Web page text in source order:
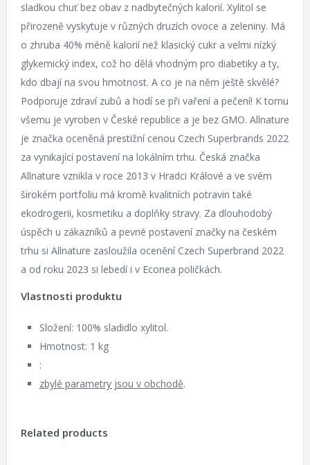
sladkou chuť bez obav z nadbytečných kalorií. Xylitol se
přirozeně vyskytuje v různých druzích ovoce a zeleniny. Má
o zhruba 40% méně kalorií než klasický cukr a velmi nízký
glykemický index, což ho dělá vhodným pro diabetiky a ty,
kdo dbají na svou hmotnost. A co je na něm ještě skvělé?
Podporuje zdraví zubů a hodí se při vaření a pečení! K tomu
všemu je vyroben v České republice a je bez GMO. Allnature
je značka oceněná prestižní cenou Czech Superbrands 2022
za vynikající postavení na lokálním trhu. Česká značka
Allnature vznikla v roce 2013 v Hradci Králové a ve svém
širokém portfoliu má kromě kvalitních potravin také
ekodrogerii, kosmetiku a doplňky stravy. Za dlouhodobý
úspěch u zákazníků a pevné postavení značky na českém
trhu si Allnature zasloužila ocenění Czech Superbrand 2022
a od roku 2023 si lebedí i v Econea poličkách.
Vlastnosti produktu
Složení: 100% sladidlo xylitol.
Hmotnost: 1 kg
:
zbylé parametry jsou v obchodě.
Related products